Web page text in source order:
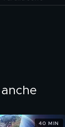
40 MIN